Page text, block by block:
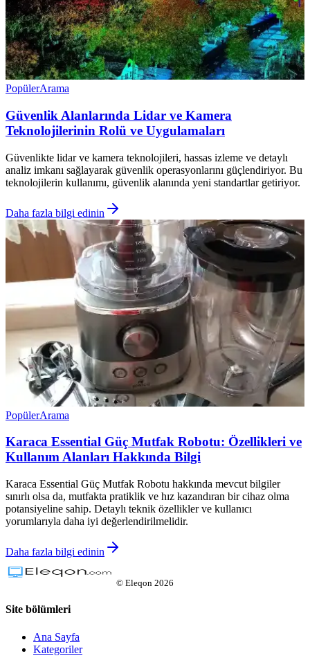
PopülerArama
Güvenlik Alanlarında Lidar ve Kamera
Teknolojilerinin Rolü ve Uygulamaları
Güvenlikte lidar ve kamera teknolojileri, hassas izleme ve detaylı
analiz imkanı sağlayarak güvenlik operasyonlarını güçlendiriyor. Bu
teknolojilerin kullanımı, güvenlik alanında yeni standartlar getiriyor.
Daha fazla bilgi edinin
PopülerArama
Karaca Essential Güç Mutfak Robotu: Özellikleri ve
Kullanım Alanları Hakkında Bilgi
Karaca Essential Güç Mutfak Robotu hakkında mevcut bilgiler
sınırlı olsa da, mutfakta pratiklik ve hız kazandıran bir cihaz olma
potansiyeline sahip. Detaylı teknik özellikler ve kullanıcı
yorumlarıyla daha iyi değerlendirilmelidir.
Daha fazla bilgi edinin
© Eleqon 2026
Site bölümleri
Ana Sayfa
Kategoriler